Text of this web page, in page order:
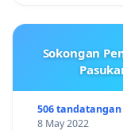
Sokongan
506 tandatangan
8 May 2022